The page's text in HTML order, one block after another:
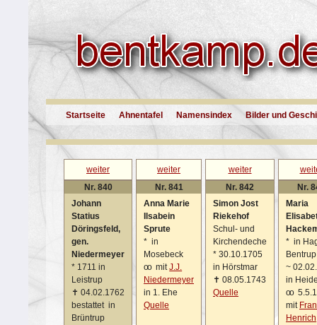
Startseite Ahnentafel Namensindex Bilder und
weiter weiter weiter
Nr. 840
Johann
Statius
Döringsfeld,
gen.
Niedermeyer
* 1711 in
Leistrup
✝ 04.02.1762
bestattet in
Brüntrup
Nr. 841
Anna Marie
Ilsabein
Sprute
* in
Mosebeck
oo mitJ.J.
Niedermeyer
in 1. Ehe
Quelle
Nr. 842
Simon Jost
Riekehof
Schul- und
Kirchendeche
* 30.10.1705
in Hörstmar
✝ 08.05.1743
Quelle
Nr.
Maria
* in
Bentrup
~
in
oo
mit
Henrich